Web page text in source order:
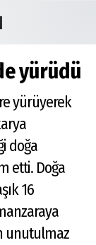
İlkeleri
Künye
İletişim
yürüdü
yürüyerek
doğa
etti. Doğa
16
unutulmaz